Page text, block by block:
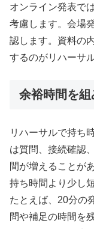
オンライン発表で
考慮します。会場
認します。資料の
するのがリハーサ
余裕時間を組
リハーサルで持ち
は質問、接続確認
間が増えることが
持ち時間より少し
たとえば、20分の
問や補足の時間を